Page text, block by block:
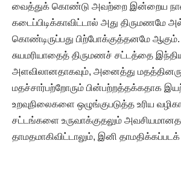
வைத்துக் கொண்டு அவற்றை இன்றைய
கடைப்பிடிக்காவிட்டால் அது திருமணமே
கொண்டிருப்பது பிற்போக்குத்தனமே ஆகும்.
சுயமரியாதைத் திருமணச் சட்டத்தை
அளவிலானதாகவும், அனைத்து
மதச்சார்பற்றோரும் பின்பற்றத்தக்கதாக
உறவுநிலைகளை ஒழுங்குபடுத்த உரிய
சட்டங்களை உருவாக்குதலும்
தாமதமாகிவிட்டாலும், இனி தாமதிக்கப்படக்